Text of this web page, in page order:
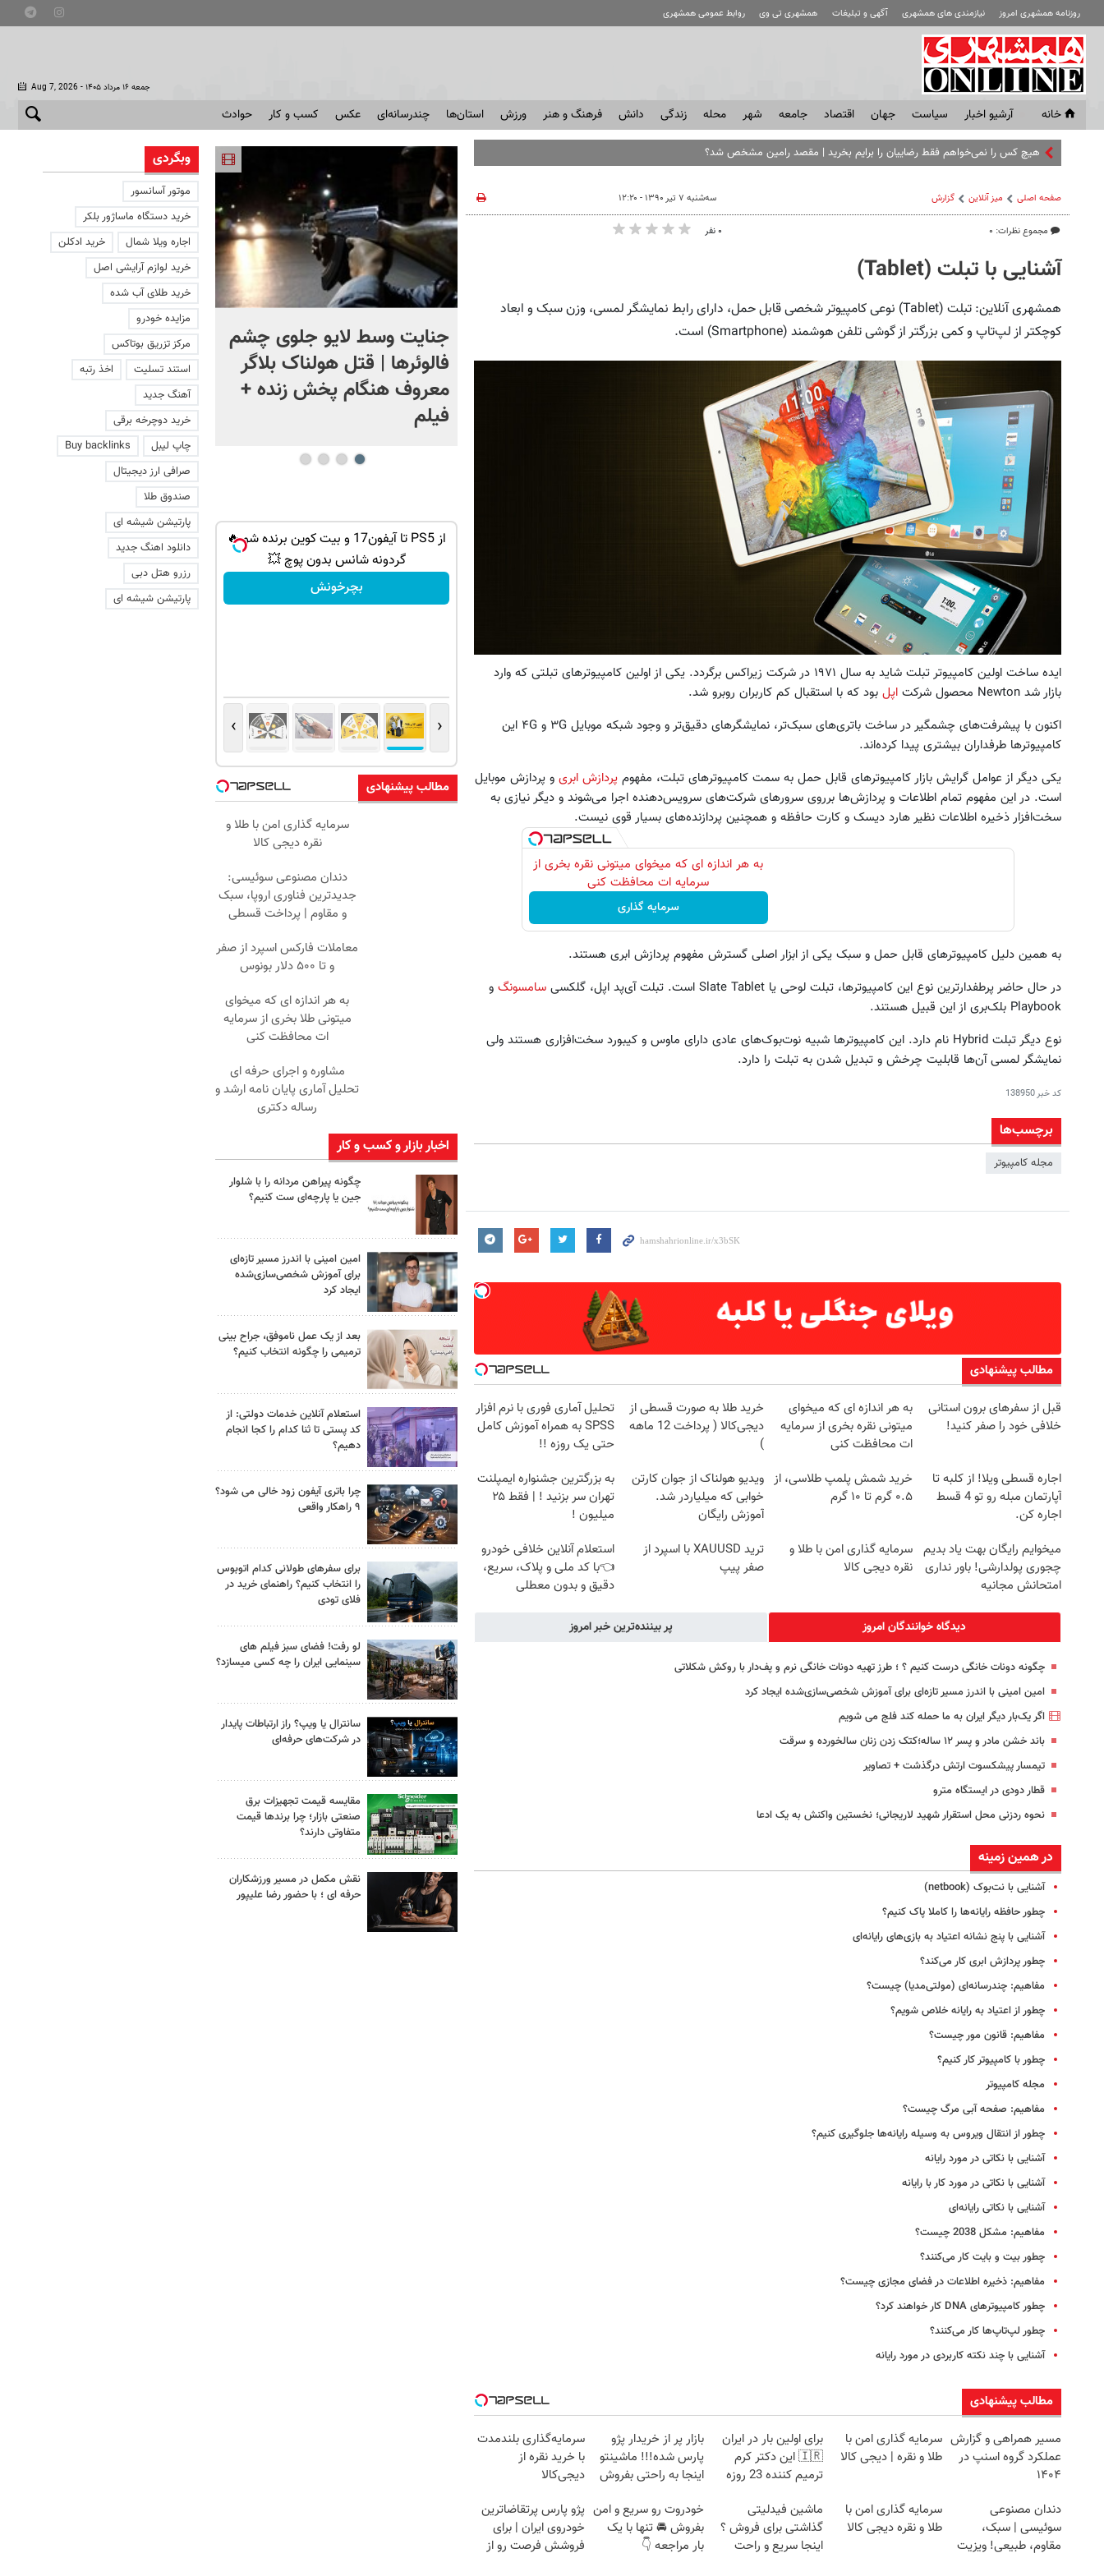
روزنامه همشهری امروز نیازمندی های همشهری آگهی و تبلیغات همشهری تی وی روابط عمومی همشهری
Aug 7, 2026 - جمعه ۱۶ مرداد ۱۴۰۵
خانه آرشیو اخبار سياست جهان اقتصاد جامعه شهر محله زندگی دانش فرهنگ و هنر ورزش استان‌ها چندرسانه‌ای عکس کسب و کار حوادث
هیچ کس را نمی‌خواهم فقط رضاییان را برایم بخرید | مقصد رامین مشخص شد؟
صفحه اصلی میز آنلاین گزارش
مجموع نظرات: ۰
سه‌شنبه ۷ تیر ۱۳۹۰ - ۱۲:۲۰
۰ نفر
آشنایی با تبلت (Tablet)
همشهری آنلاین: تبلت (Tablet) نوعی کامپیوتر شخصی قابل حمل، دارای رابط نمایشگر لمسی، وزن سبک و ابعاد
کوچکتر از لپ‌تاپ و کمی بزرگتر از گوشی تلفن هوشمند (Smartphone) است.
ایده ساخت اولین کامپیوتر تبلت شاید به سال ۱۹۷۱ در شرکت زیراکس برگردد. یکی از اولین کامپیوترهای تبلتی که وارد
بازار شد Newton محصول شرکت
اپل بود که با استقبال کم کاربران روبرو شد.
اکنون با پیشرفت‌های چشمگیر در ساخت باتری‌های سبک‌تر، نمایشگرهای دقیق‌تر و وجود شبکه موبایل ۳G و ۴G این
کامپیوترها طرفداران بیشتری پیدا کرده‌اند.
یکی دیگر از عوامل گرایش بازار کامپیوترهای قابل حمل به سمت کامپیوترهای تبلت، مفهوم پردازش ابری و پردازش موبایل
است. در این مفهوم تمام اطلاعات و پردازش‌ها برروی سرورهای شرکت‌های سرویس‌دهنده اجرا می‌شوند و دیگر نیازی به
سخت‌افزار ذخیره اطلاعات نظیر هارد دیسک و کارت حافظه و همچنین پردازنده‌های بسیار قوی نیست.
به هر اندازه ای که میخوای میتونی نقره بخری از
سرمایه ات محافظت کنی
سرمایه گذاری
به همین دلیل کامپیوترهای قابل حمل و سبک یکی از ابزار اصلی گسترش مفهوم پردازش ابری هستند.
در حال حاضر پرطفدارترین نوع این کامپیوترها، تبلت لوحی یا Slate Tablet است. تبلت آی‌پد اپل، گلکسی
سامسونگ و
Playbook بلک‌بری از این قبیل هستند.
نوع دیگر تبلت Hybrid‌ نام دارد. این کامپیوترها شبیه نوت‌بوک‌های عادی دارای ماوس و کیبورد سخت‌افزاری هستند ولی
نمایشگر لمسی آن‌ها قابلیت چرخش و تبدیل شدن به تبلت را دارد.
کد خبر138950
برچسب‌ها
مجله کامپیوتر
مطالب پیشنهادی
قبل از سفرهای برون استانی
خلافی خود را صفر کنید!
به هر اندازه ای که میخوای
میتونی نقره بخری از سرمایه
ات محافظت کنی
خرید طلا به صورت قسطی از
دیجی‌کالا ( پرداخت 12 ماهه
)
تحلیل آماری فوری با نرم افزار
SPSS به همراه آموزش کامل
حتی یک روزه !!
اجاره‌ قسطی ویلا! از کلبه تا
آپارتمان مبله رو تو 4 قسط
اجاره کن.
خرید شمش پلمپ طلاسی، از
۰.۵ گرم تا ۱۰ گرم
ویدیو هولناک از جوان کارتن
خوابی که میلیاردر شد.
آموزش رایگان
به بزرگترین جشنواره ایمپلنت
تهران سر بزنید ! | فقط ۲۵
میلیون !
میخوایم رایگان بهت یاد بدیم
چجوری پولدارشی! باور نداری
امتحانش مجانیه
سرمایه گذاری امن با طلا و
نقره دیجی کالا
ترید XAUUSD با اسپرد از
صفر پیپ
استعلام آنلاین خلافی خودرو
👈با کد ملی و پلاک، سریع،
دقیق و بدون معطلی
دیدگاه خوانندگان امروز پر بیننده‌ترین خبر امروز
چگونه دونات خانگی درست کنیم ؟ ؛ طرز تهیه دونات خانگی نرم و پف‌دار با روکش شکلاتی
امین امینی با اندرز مسیر تازه‌ای برای آموزش شخصی‌سازی‌شده ایجاد کرد
اگر یک‌بار دیگر ایران به ما حمله کند فلج می شویم
باند خشن مادر و پسر ۱۲ ساله؛‌کتک زدن زنان‌ سالخورده و سرقت
تیمسار پیشکسوت ارتش درگذشت + تصاویر
قطار دودی در ایستگاه مترو
نحوه ردزنی محل استقرار شهید لاریجانی؛ نخستین واکنش به یک ادعا
در همین زمینه
آشنایی با نت‌بوک (netbook)
چطور حافظه رایانه‌ها را کاملا پاک کنیم؟
آشنایی با پنج نشانه اعتیاد به بازی‌های رایانه‌ای
چطور پردازش ابری کار می‌کند؟
مفاهیم: چندرسانه‌ای‌ (مولتی‌مدیا) چیست؟
چطور از اعتیاد به رایانه خلاص شویم؟
مفاهیم: قانون مور چیست؟
چطور با کامپیوتر کار کنیم؟
مجله کامپیوتر
مفاهیم: صفحه آبی مرگ چیست؟
چطور از انتقال ویروس به وسیله رایانه‌ها جلوگیری کنیم؟
آشنایی با نکاتی در مورد رایانه‌
آشنایی با نکاتی در مورد کار با رایانه
آشنایی با نکاتی رایانه‌ای
مفاهیم: مشکل 2038 چیست؟
چطور بیت و بایت کار می‌کنند؟
مفاهیم: ذخیره اطلاعات در فضای مجازی چیست؟
چطور کامپیوتر‌های DNA کار خواهند کرد؟
چطور لپ‌تاپ‌ها کار می‌کنند؟
آشنایی با چند نکته کاربردی در مورد رایانه‌
مطالب پیشنهادی
مسیر همراهی و گزارش
عملکرد گروه اسنپ در
۱۴۰۴
سرمایه گذاری امن با
طلا و نقره | دیجی کالا
برای اولین بار در ایران
🇮🇷 این دکتر کرم
ترمیم کننده 23 روزه
بازار پر از خریدار پژو
پارس شده!!! ماشینتو
اینجا به راحتی بفروش
سرمایه‌گذاری بلندمدت
با خرید نقره از
دیجی‌کالا
دندان مصنوعی
سوئیسی | سبک،
مقاوم، طبیعی! ویزیت
سرمایه گذاری امن با
طلا و نقره دیجی کالا
ماشین فیدلیتی
گذاشتی برای فروش ؟
اینجا سریع و راحت
خودروت رو سریع و امن
بفروش 🚘 تنها با یک
بار مراجعه 👇
پژو پارس پرتقاضاترین
خودروی ایران | برای
فروشش فرصت رو از
اگر یک‌بار دیگر ایران به ما
حمله کند فلج می شویم
جنایت وسط لایو جلوی چشم
فالوئرها | قتل هولناک بلاگر
معروف هنگام پخش زنده +
فیلم
صحنه ای نادر از حیات
ایران در سبلان + فیلم
PS5 و آیفون17 از گردونه شانس جایزه بگیر
🎁
بچرخونش
و بیت کوین 🔥
از PS5 تا آیفون17 و بیت کوین برنده شو 🔥
گردونه شانس بدون پوچ 💥
بچرخونش
‹
›
مطالب پیشنهادی
سرمایه گذاری امن با طلا و
نقره دیجی کالا
دندان مصنوعی سوئیسی:
جدیدترین فناوری اروپا، سبک
و مقاوم | پرداخت قسطی
معاملات فارکس اسپرد از صفر
و تا ۵۰۰ دلار بونوس
به هر اندازه ای که میخوای
میتونی طلا بخری از سرمایه
ات محافظت کنی
مشاوره و اجرای حرفه ای
تحلیل آماری پایان نامه ارشد و
رساله دکتری
اخبار بازار و کسب و کار
چگونه پیراهن مردانه را با شلوار
جین یا پارچه‌ای ست کنیم؟
امین امینی با اندرز مسیر تازه‌ای
برای آموزش شخصی‌سازی‌شده
ایجاد کرد
بعد از یک عمل ناموفق، جراح بینی
ترمیمی را چگونه انتخاب کنیم؟
استعلام آنلاین خدمات دولتی: از
کد پستی تا ثنا کدام را کجا انجام
دهیم؟
چرا باتری آیفون زود خالی می شود؟
۹ راهکار واقعی
برای سفرهای طولانی کدام اتوبوس
را انتخاب کنیم؟ راهنمای خرید در
فلای تودی
لو رفت! فضای سبز فیلم های
سینمایی ایران را چه کسی میسازد؟
سانترال یا ویپ؟ راز ارتباطات پایدار
در شرکت‌های حرفه‌ای
مقایسه قیمت تجهیزات برق
صنعتی بازار؛ چرا برندها قیمت
متفاوتی دارند؟
نقش مکمل در مسیر ورزشکاران
حرفه ای ؛ با حضور رضا علیپور
وبگردی
موتور آسانسور
خرید دستگاه ماساژور بلکر
اجاره ویلا شمال
خرید ادکلن
خرید لوازم آرایشی اصل
خرید طلای آب شده
مزایده خودرو
مرکز تزریق بوتاکس
استند تسلیت
اخذ رتبه
آهنگ جدید
خرید دوچرخه برقی
چاپ لیبل
Buy backlinks
صرافی ارز دیجیتال
صندوق طلا
پارتیشن شیشه ای
دانلود اهنگ جدید
رزرو هتل دبی
پارتیشن شیشه ای